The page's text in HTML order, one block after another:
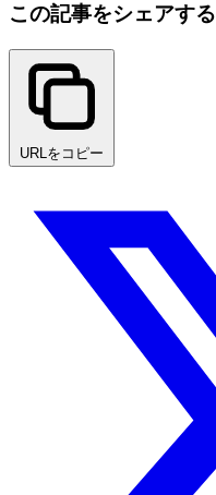
この記事をシェアする
URLをコピー